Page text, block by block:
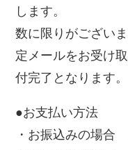
します。
数に限りがござい
定メールをお受け
付完了となります。
●お支払い方法
・お振込みの場合